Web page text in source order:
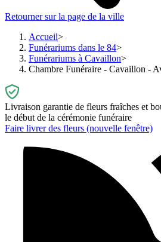
Retourner sur la page de la ville
Accueil
Funérariums dans le 84
Funérariums à Cavaillon
Chambre Funéraire - Cavaillon -
Livraison garantie de fleurs fraîches et
le début de la cérémonie funéraire
Faire livrer des fleurs (nouvelle fenêtre)